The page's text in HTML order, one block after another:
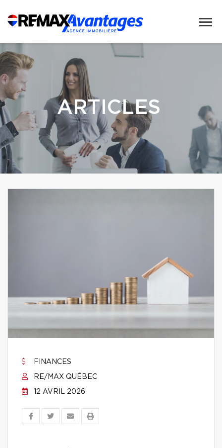
ARTICLES
FINANCES
RE/MAX QUÉBEC
12 AVRIL 2026